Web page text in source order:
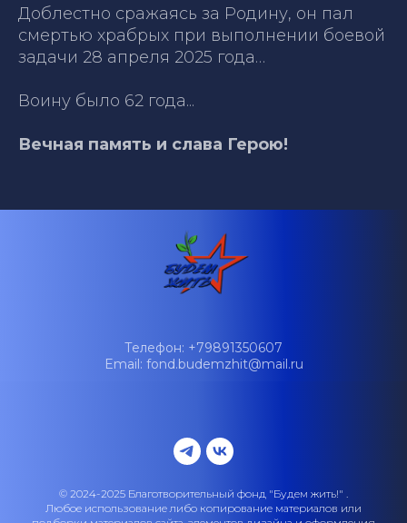
Доблестно сражаясь за Родину, он пал
смертью храбрых при выполнении боевой
задачи 28 апреля 2025 года…
Воину было 62 года...
Вечная память и слава Герою!
Телефон: +79891350607
Email: fond.budemzhit@mail.ru
© 2024-2025 Благотворительный фонд "Будем жить!" .
Любое использование либо копирование материалов или